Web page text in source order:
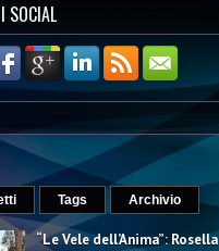
SOCIAL
Tags Archivio
“Le Vele dell’Anima”: Rosella